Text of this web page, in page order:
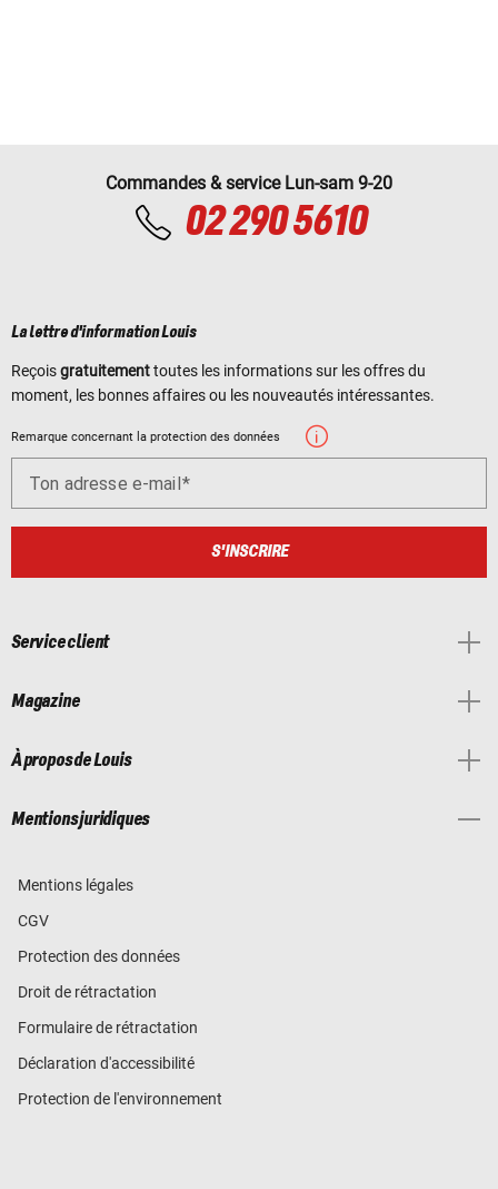
Commandes & service Lun-sam 9-20
02 290 5610
La lettre d'information Louis
Reçoisgratuitementtoutes les informations sur les offres du
moment, les bonnes affaires ou les nouveautés intéressantes.
Remarque concernant la protection des données
Ton adresse e-mail
S'INSCRIRE
Service client
Magazine
À propos de Louis
Mentions juridiques
Mentions légales
CGV
Protection des données
Droit de rétractation
Formulaire de rétractation
Déclaration d'accessibilité
Protection de l'environnement